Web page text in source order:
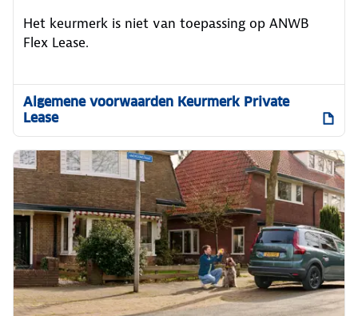
Het keurmerk is niet van toepassing op ANWB
Flex Lease.
Algemene voorwaarden Keurmerk Private
Lease